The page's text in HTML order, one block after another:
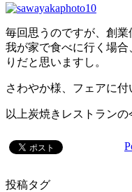
毎回思うのですが、創
我が家で食べに行く場
りだと思いますし。
さわやか様、フェアに
以上炭焼きレストランの
投稿タグ